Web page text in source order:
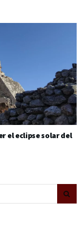
el eclipse solar del